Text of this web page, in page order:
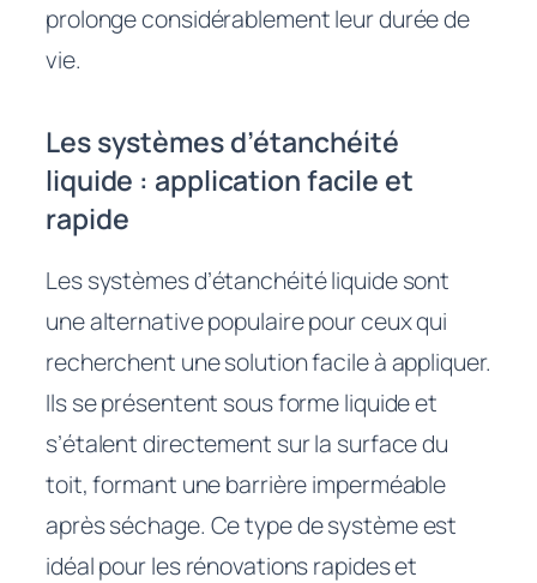
prolonge considérablement leur durée de
vie.
Les systèmes d’étanchéité
liquide : application facile et
rapide
Les systèmes d’étanchéité liquide sont
une alternative populaire pour ceux qui
recherchent une solution facile à appliquer.
Ils se présentent sous forme liquide et
s’étalent directement sur la surface du
toit, formant une barrière imperméable
après séchage. Ce type de système est
idéal pour les rénovations rapides et